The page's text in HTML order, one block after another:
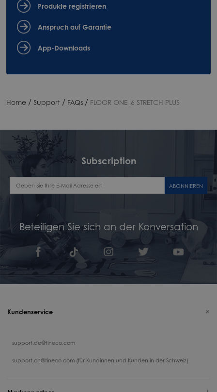
Produkte registrieren
Anspruch auf Garantie
App-Downloads
Home / Support / FAQs / FLOOR ONE i6 STRETCH PLUS
Subscription
ABONNIEREN
Beteiligen Sie sich an der Konversation
Kundenservice
support.de@tineco.com
support.ch@tineco.com (für Kundinnen und Kunden in der Schweiz)